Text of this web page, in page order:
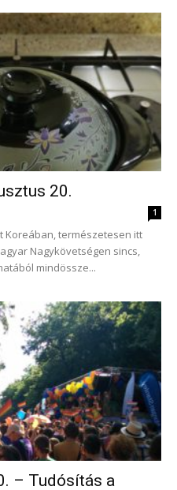
20.
1
Koreában, természetesen itt
Nagykövetségen sincs,
mindössze...
– Tudósítás a